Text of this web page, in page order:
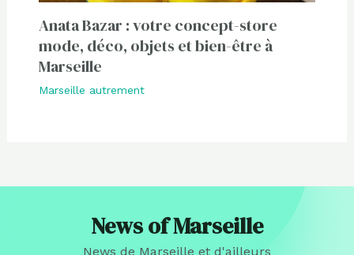
Anata Bazar : votre concept-store
mode, déco, objets et bien-être à
Marseille
Marseille autrement
News of Marseille
News de Marseille et d'ailleurs